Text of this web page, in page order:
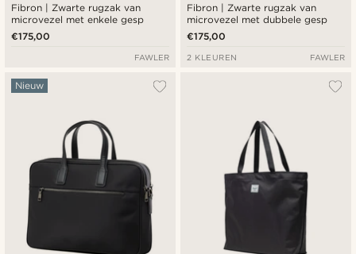
Fibron | Zwarte rugzak van
microvezel met enkele gesp
€175,00
FAWLER
Fibron | Zwarte rugzak van
microvezel met dubbele gesp
€175,00
2 KLEUREN FAWLER
Nieuw